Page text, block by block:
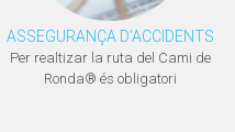
ASSEGURANÇA D’ACCIDENTS
Per realtizar la ruta del Cami de
Ronda® és obligatori